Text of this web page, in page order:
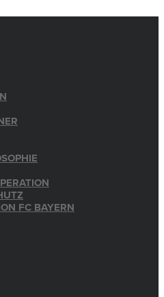
FC BAYERN